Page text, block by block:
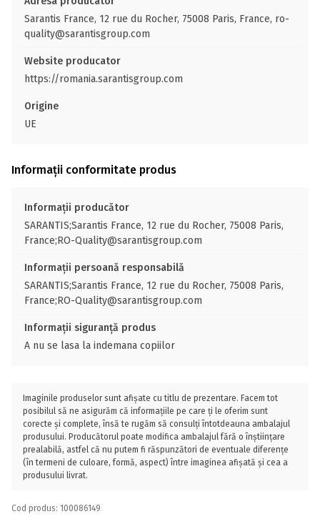
Sarantis France, 12 rue du Rocher, 75008 Paris, France, ro-
quality@sarantisgroup.com
Website producator
https://romania.sarantisgroup.com
Origine
UE
Informații conformitate produs
Informații producător
SARANTIS;Sarantis France, 12 rue du Rocher, 75008 Paris,
France;RO-Quality@sarantisgroup.com
Informații persoană responsabilă
SARANTIS;Sarantis France, 12 rue du Rocher, 75008 Paris,
France;RO-Quality@sarantisgroup.com
Informații siguranță produs
A nu se lasa la indemana copiilor
Imaginile produselor sunt afișate cu titlu de prezentare. Facem tot
posibilul să ne asigurăm că informațiile pe care ți le oferim sunt
corecte și complete, însă te rugăm să consulți întotdeauna ambalajul
produsului. Producătorul poate modifica ambalajul fără o înștiințare
prealabilă, astfel că nu putem fi răspunzători de eventuale diferențe
(în termeni de culoare, formă, aspect) între imaginea afișată și cea a
produsului livrat.
Cod produs: 100086149